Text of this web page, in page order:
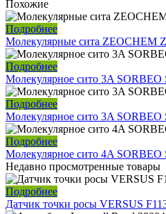
Похожие
Подробнее
Молекулярные сита ZEOCHEM
Подробнее
Молекулярное сито 3A
Подробнее
Молекулярное сито 3A
Подробнее
Молекулярное сито 4A SORBEO
Недавно просмотренные товары
Подробнее
Датчик точки росы VERSUS